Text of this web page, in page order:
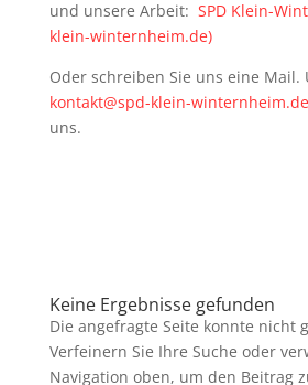
und unsere Arbeit: SPD Klein-
klein-winternheim.de)
Oder schreiben Sie uns eine Mail.
kontakt@spd-klein-winternheim.de
uns.
Keine Ergebnisse gefunden
Die angefragte Seite konnte nicht
Verfeinern Sie Ihre Suche oder
Navigation oben, um den Beitrag